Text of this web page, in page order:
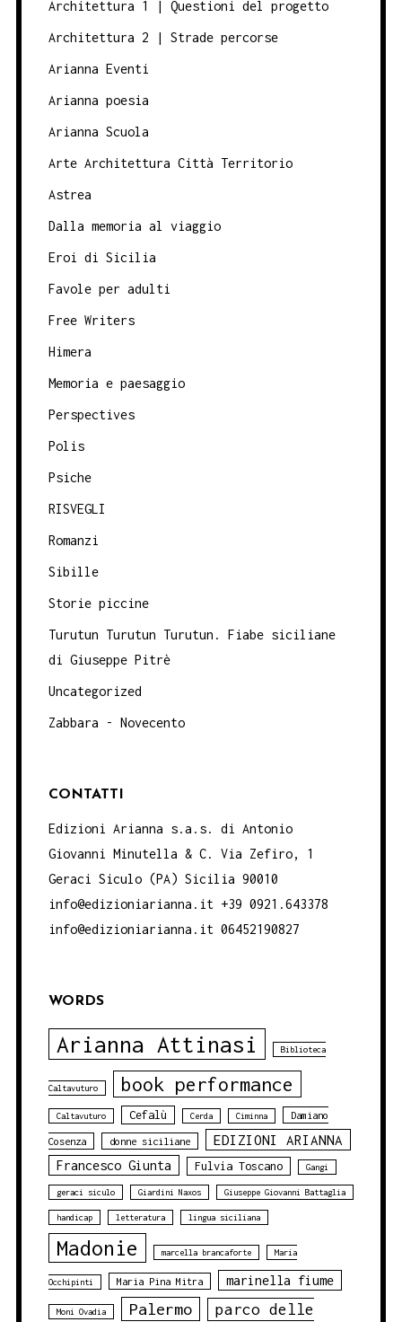
Architettura 1 | Questioni del progetto
Architettura 2 | Strade percorse
Arianna Eventi
Arianna poesia
Arianna Scuola
Arte Architettura Città Territorio
Astrea
Dalla memoria al viaggio
Eroi di Sicilia
Favole per adulti
Free Writers
Himera
Memoria e paesaggio
Perspectives
Polis
Psiche
RISVEGLI
Romanzi
Sibille
Storie piccine
Turutun Turutun Turutun. Fiabe siciliane
di Giuseppe Pitrè
Uncategorized
Zabbara - Novecento
CONTATTI
Edizioni Arianna s.a.s. di Antonio
Giovanni Minutella & C. Via Zefiro, 1
Geraci Siculo (PA) Sicilia 90010
info@edizioniarianna.it +39 0921.643378
info@edizioniarianna.it 06452190827
WORDS
Arianna Attinasi Biblioteca
Caltavuturo book performance
Caltavuturo Cefalù Cerda Ciminna Damiano
Cosenza donne siciliane EDIZIONI ARIANNA
Francesco Giunta Fulvia Toscano Gangi
geraci siculo Giardini Naxos Giuseppe Giovanni Battaglia
handicap letteratura lingua siciliana
Madonie marcella brancaforte Maria
Occhipinti Maria Pina Mitra marinella fiume
Moni Ovadia Palermo parco delle